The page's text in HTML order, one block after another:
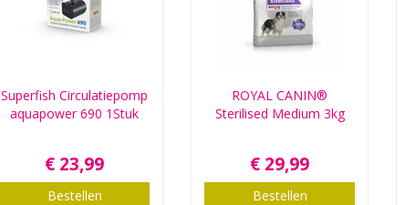
Superfish Circulatiepomp
aquapower 690 1Stuk
€ 23,99
Bestellen
ROYAL CANIN®
Sterilised Medium 3kg
€ 29,99
Bestellen